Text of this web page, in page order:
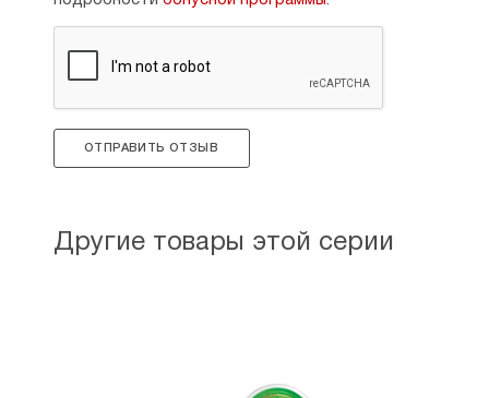
ОТПРАВИТЬ ОТЗЫВ
Другие товары этой серии